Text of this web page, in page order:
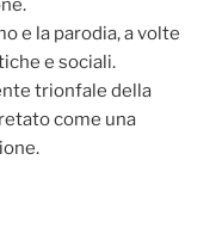
e la parodia, a volte
e sociali.
trionfale della
come una